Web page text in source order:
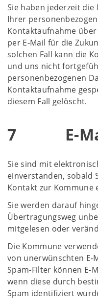
Sie haben jederzeit
Ihrer
Kontaktaufnahme
per E-Mail für die
solchen Fall kann die
und uns nicht
personenbezogenen
Kontaktaufnahme
diesem Fall gelöscht.
7 E-
Sie sind mit
einverstanden, sobald
Kontakt zur Kommune
Sie werden darauf
Übertragungsweg
mitgelesen oder
Die Kommune
von unerwünschten E-
Spam-Filter können E-
wenn diese durch
Spam identifiziert